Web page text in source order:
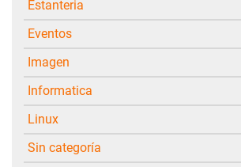
Estanteria
Eventos
Imagen
Informatica
Linux
Sin categoría